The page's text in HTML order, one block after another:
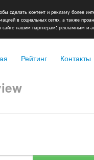
сделать контент и рекламу более
в социальных сетях, а также
сайте нашим партнерам: рекламным и
Рейтинг Контакты